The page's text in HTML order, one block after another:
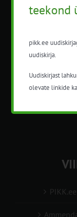
teekond
pikk.ee
uudiskirja.
Uudiskirjast
olevate linkide